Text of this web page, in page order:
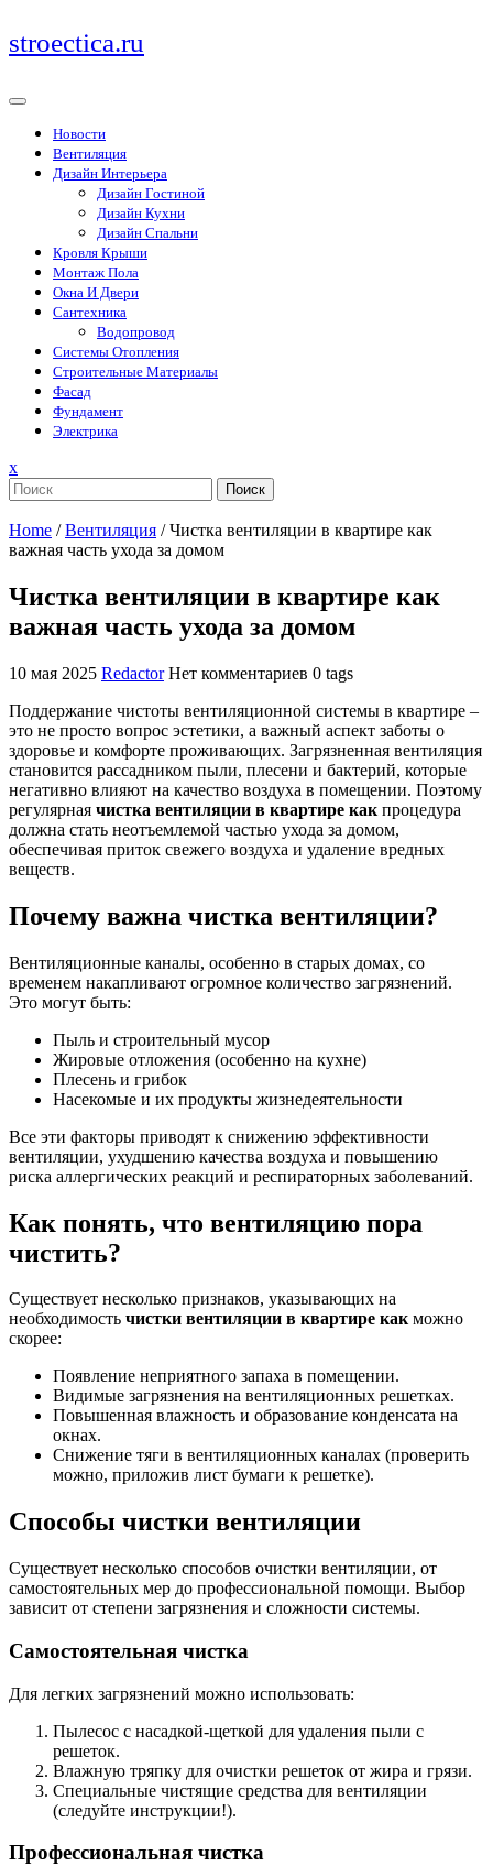
Перейти
к
stroectica.ru
Новости
Вентиляция
Дизайн Интерьера
Дизайн Гостиной
Дизайн Кухни
Дизайн Спальни
Кровля Крыши
Монтаж Пола
Окна И Двери
Сантехника
Водопровод
Системы Отопления
Строительные Материалы
Фасад
Фундамент
Электрика
xЗакрыть
меню
Поиск
Home /Вентиляция /Чистка вентиляции в квартире как
важная часть ухода за домом
Чистка вентиляции в квартире как
важная часть ухода за домом
10 мая 2025 Redactor Нет комментариев 0 tags
Поддержание чистоты вентиляционной системы в квартире –
это не просто вопрос эстетики, а важный аспект заботы о
здоровье и комфорте проживающих. Загрязненная вентиляция
становится рассадником пыли, плесени и бактерий, которые
негативно влияют на качество воздуха в помещении. Поэтому
регулярная чистка вентиляции в квартире как процедура
должна стать неотъемлемой частью ухода за домом,
обеспечивая приток свежего воздуха и удаление вредных
веществ.
Почему важна чистка вентиляции?
Вентиляционные каналы, особенно в старых домах, со
временем накапливают огромное количество загрязнений.
Это могут быть:
Пыль и строительный мусор
Жировые отложения (особенно на кухне)
Плесень и грибок
Насекомые и их продукты жизнедеятельности
Все эти факторы приводят к снижению эффективности
вентиляции, ухудшению качества воздуха и повышению
риска аллергических реакций и респираторных заболеваний.
Как понять, что вентиляцию пора
чистить?
Существует несколько признаков, указывающих на
необходимость чистки вентиляции в квартире какможно
скорее:
Появление неприятного запаха в помещении.
Видимые загрязнения на вентиляционных решетках.
Повышенная влажность и образование конденсата на
окнах.
Снижение тяги в вентиляционных каналах (проверить
можно, приложив лист бумаги к решетке).
Способы чистки вентиляции
Существует несколько способов очистки вентиляции, от
самостоятельных мер до профессиональной помощи. Выбор
зависит от степени загрязнения и сложности системы.
Самостоятельная чистка
Для легких загрязнений можно использовать:
Пылесос с насадкой-щеткой для удаления пыли с
решеток.
Влажную тряпку для очистки решеток от жира и грязи.
Специальные чистящие средства для вентиляции
(следуйте инструкции!).
Профессиональная чистка